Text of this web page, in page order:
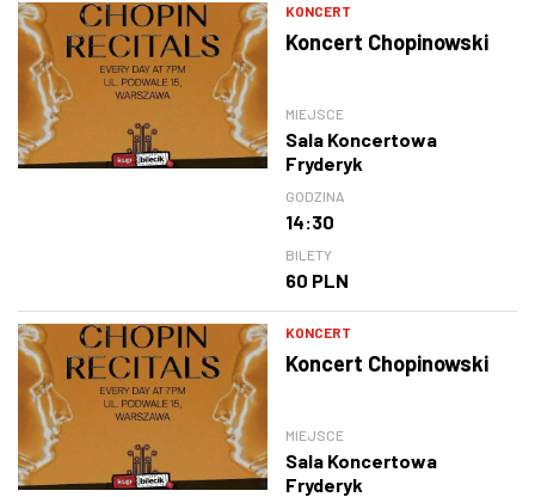
KONCERT
Koncert Chopinowski
MIEJSCE
Sala Koncertowa
Fryderyk
GODZINA
14:30
BILETY
60 PLN
KONCERT
Koncert Chopinowski
MIEJSCE
Sala Koncertowa
Fryderyk